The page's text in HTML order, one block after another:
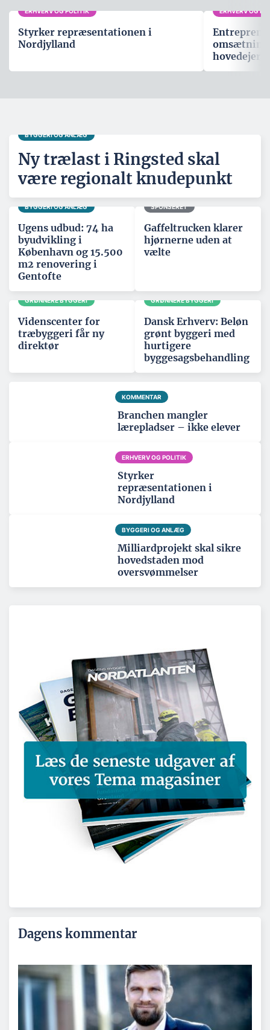
ERHVERV OG POLITIK
Styrker repræsentationen i
Nordjylland
ERHVERV OG
omsætning
hovedejer
BYGGERI OG ANLÆG
Ny trælast i Ringsted skal
være regionalt knudepunkt
BYGGERI OG ANLÆG
Ugens udbud: 74 ha
byudvikling i
København og 15.500
m2 renovering i
Gentofte
SPONSERET
Gaffeltrucken klarer
hjørnerne uden at
vælte
GRØNNERE BYGGERI
Videnscenter for
træbyggeri får ny
direktør
GRØNNERE BYGGERI
Dansk Erhverv: Beløn
grønt byggeri med
hurtigere
byggesagsbehandling
KOMMENTAR
Branchen mangler
lærepladser – ikke elever
ERHVERV OG POLITIK
Styrker
repræsentationen i
Nordjylland
BYGGERI OG ANLÆG
Milliardprojekt skal sikre
hovedstaden mod
oversvømmelser
Dagens kommentar